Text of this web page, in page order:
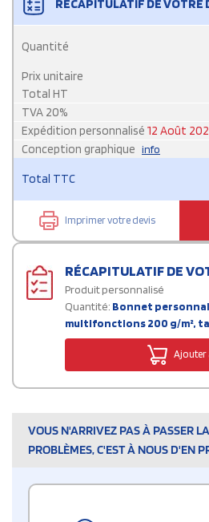
RÉCAPITULATIF DE VOTRE
Quantité
Prix unitaire
Total HT
TVA 20%
Expédition personnalisé 12 Août
Conception graphique info
Total TTC
Imprimer votre devis
RÉCAPITULATIF DE
Produit personnalisé
Quantité: Bonnet
multifonctions 200 g/m²,
Ajouter
VOUS N'ARRIVEZ PAS À PASSER
PROBLÈMES, C'EST À NOUS D'EN